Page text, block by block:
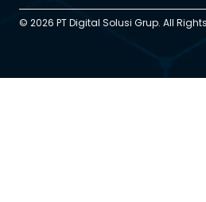
© 2026 PT Digital Solusi Grup. All